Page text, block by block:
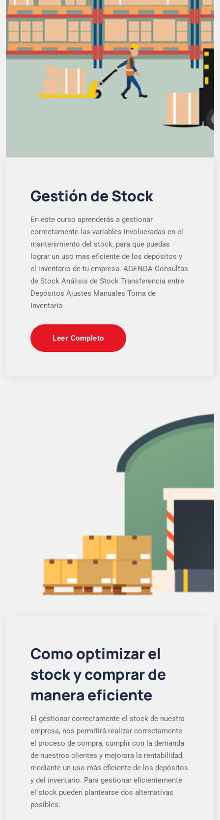
Gestión de Stock
En este curso aprenderás a gestionar
correctamente las variables involucradas en el
mantenimiento del stock, para que puedas
lograr un uso mas eficiente de los depósitos y
el inventario de tu empresa. AGENDA Consultas
de Stock Análisis de Stock Transferencia entre
Depósitos Ajustes Manuales Toma de
Inventario
Leer Completo
Como optimizar el
stock y comprar de
manera eficiente
El gestionar correctamente el stock de nuestra
empresa, nos permitirá realizar correctamente
el proceso de compra, cumplir con la demanda
de nuestros clientes y mejorara la rentabilidad,
mediante un uso más eficiente de los depósitos
y del inventario. Para gestionar eficientemente
el stock pueden plantearse dos alternativas
posibles: